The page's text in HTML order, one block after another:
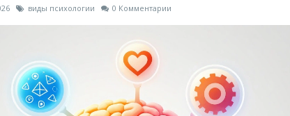
виды психологии 0 Комментарии